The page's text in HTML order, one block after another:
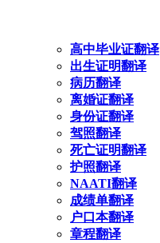
高中毕业证翻译
出生证明翻译
病历翻译
离婚证翻译
身份证翻译
驾照翻译
死亡证明翻译
护照翻译
NAATI翻译
成绩单翻译
户口本翻译
章程翻译